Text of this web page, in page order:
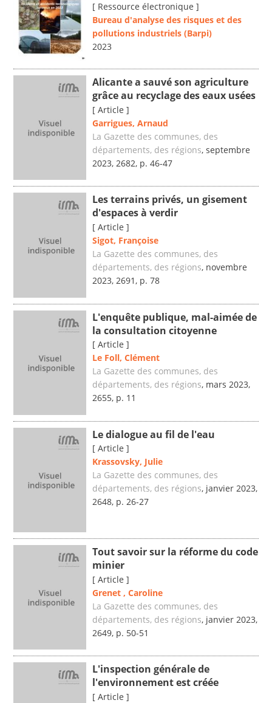
[ Ressource électronique ]
Bureau d'analyse des risques et des
pollutions industriels (Barpi)
2023
Alicante a sauvé son agriculture
grâce au recyclage des eaux usées
[ Article ]
Garrigues, Arnaud
La Gazette des communes, des
départements, des régions, septembre
2023, 2682, p. 46-47
Les terrains privés, un gisement
d'espaces à verdir
[ Article ]
Sigot, Françoise
La Gazette des communes, des
départements, des régions, novembre
2023, 2691, p. 78
L'enquête publique, mal-aimée de
la consultation citoyenne
[ Article ]
Le Foll, Clément
La Gazette des communes, des
départements, des régions, mars 2023,
2655, p. 11
Le dialogue au fil de l'eau
[ Article ]
Krassovsky, Julie
La Gazette des communes, des
départements, des régions, janvier 2023,
2648, p. 26-27
Tout savoir sur la réforme du code
minier
[ Article ]
Grenet , Caroline
La Gazette des communes, des
départements, des régions, janvier 2023,
2649, p. 50-51
L'inspection générale de
l'environnement est créée
[ Article ]